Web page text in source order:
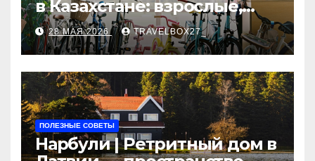
в Казахстане: взрослые,
детские и городские
модели, ценовые
категории и варианты
рассрочки
28 МАЯ 2026 TRAVELBOX27_
ПОЛЕЗНЫЕ СОВЕТЫ
Нарбули | Ретритный дом в